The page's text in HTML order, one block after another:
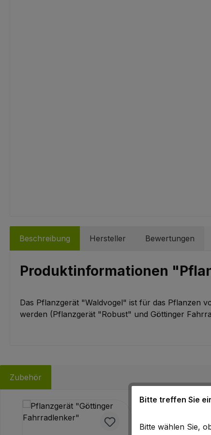
Beschreibung Hersteller Bewertungen
Produktinformationen
Das Pflanzgerät "Waldvogel" ist für das Pflanzen
werden (Pflanzgerät "Robust" und Göttinger
Zubehör
Produktgalerie überspringen
Bitte treffen Sie
Bitte wählen Sie,